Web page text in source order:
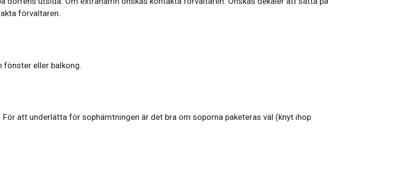
förvaltaren.
fönster eller balkong.
att underlätta för sophämtningen är det bra om soporna paketeras väl (knyt ihop